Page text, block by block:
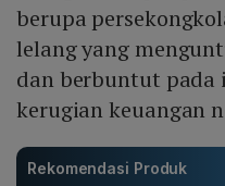
berupa
lelang yang
dan berbuntut pada
kerugian keuangan
Rekomendasi Produk